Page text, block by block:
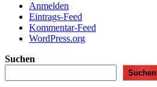
Anmelden
Eintrags-Feed
Kommentar-Feed
WordPress.org
Suchen
Suchen